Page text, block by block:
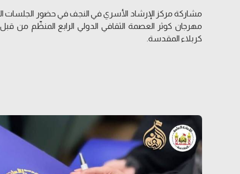
مشاركة مركز الإرشاد الأسري في النجف في حضور الجلسات
مهرجان كوثر العصمة الثقافي الدولي الرابع المنظّم من
كربلاء المقدسة.